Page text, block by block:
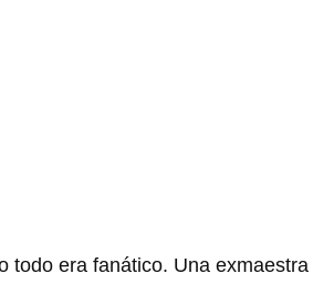
todo era fanático. Una exmaestra